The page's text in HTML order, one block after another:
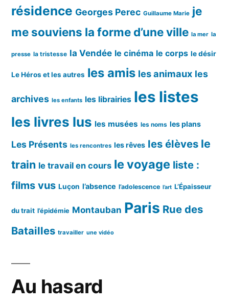
résidence Georges Perec Guillaume Marie je
me souviens la forme d’une ville la mer la
presse la tristesse la Vendée le cinéma le corps le désir
Le Héros et les autres les amis les animaux les
archives les enfants les librairies les listes
les livres lus les musées les noms les plans
Les Présents les rencontres les rêves les élèves le
train le travail en cours le voyage liste :
films vus Luçon l’absence l’adolescence l’art L’Épaisseur
du trait l’épidémie Montauban Paris Rue des
Batailles travailler une vidéo
Au hasard